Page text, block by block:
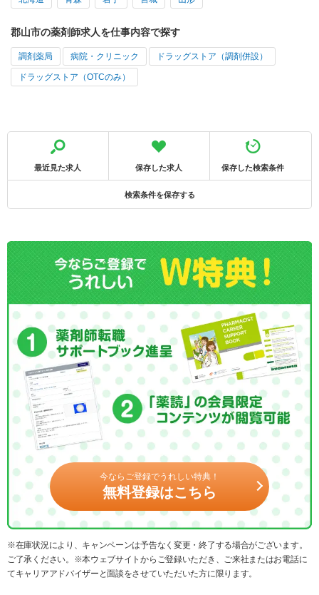
郡山市の薬剤師求人を仕事内容で探す
調剤薬局 病院・クリニック ドラッグストア（調剤併設）
ドラッグストア（OTCのみ）
最近見た求人 保存した求人 保存した検索条件
検索条件を保存する
今ならご登録でうれしい特典！
無料登録はこちら
※在庫状況により、キャンペーンは予告なく変更・終了する場合がございます。
ご了承ください。※本ウェブサイトからご登録いただき、ご来社またはお電話に
てキャリアアドバイザーと面談をさせていただいた方に限ります。